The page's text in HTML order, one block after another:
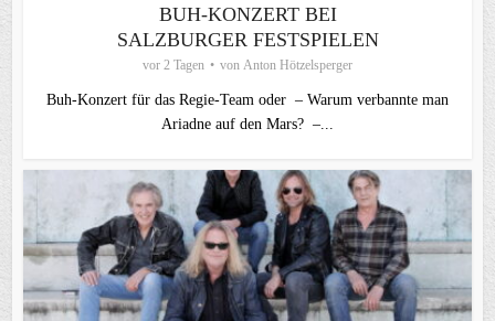
BUH-KONZERT BEI
SALZBURGER FESTSPIELEN
vor 2 Tagen von Anton Hötzelsperger
Buh-Konzert für das Regie-Team oder – Warum verbannte man
Ariadne auf den Mars? –...